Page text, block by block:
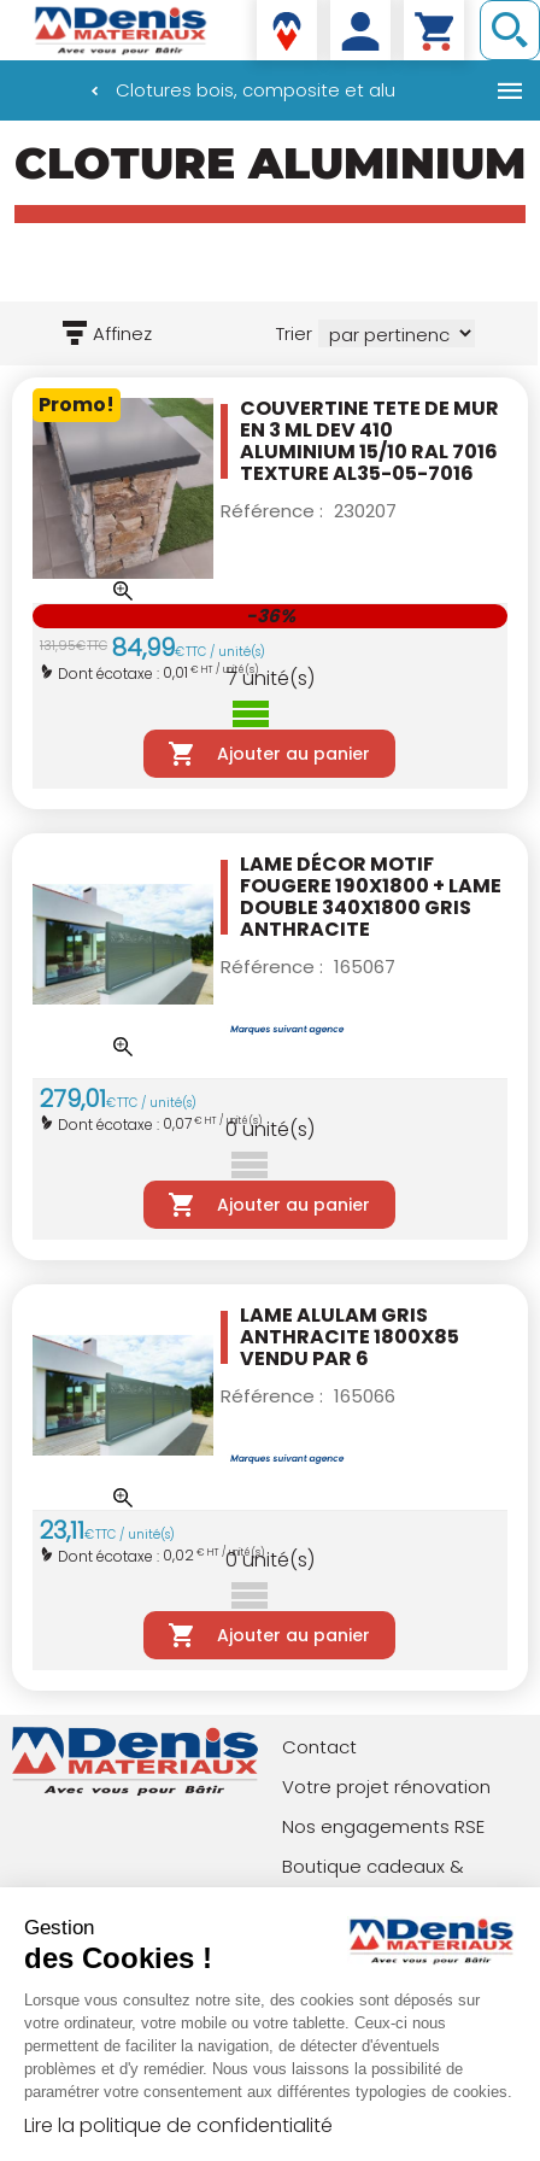
au
contenu
Denis matériaux
Clotures bois, composite et alu
CLOTURE ALUMINIUM
Affinez Trier
Promo! COUVERTINE TETE DE MUR
EN 3 ML DEV 410
ALUMINIUM 15/10 RAL 7016
TEXTUREAL35-05-7016
Référence : 230207
131,95€TTC 84,99€TTC / unité(s)
Dont écotaxe : 0,01 € HT / unité(s)
-36%
7unité(s)
Ajouter au panier
LAME DÉCOR MOTIF
FOUGERE 190X1800 + LAME
DOUBLE 340X1800 GRIS
ANTHRACITE
Référence : 165067
279,01€TTC / unité(s)
Dont écotaxe : 0,07€ HT / unité(s)
0unité(s)
Ajouter au panier
LAME ALULAM GRIS
ANTHRACITE 1800X85
VENDU PAR 6
Référence : 165066
23,11€TTC / unité(s)
Dont écotaxe : 0,02€ HT / unité(s)
0unité(s)
Ajouter au panier
Contact
Votre projet rénovation
Nos engagements RSE
Boutique cadeaux &
Index égalité femmes-
Paiements acceptés Restons en contact !
Gestion
des Cookies !
Lorsque vous consultez notre site, des cookies sont déposés sur
votre ordinateur, votre mobile ou votre tablette. Ceux-ci nous
permettent de faciliter la navigation, de détecter d'éventuels
problèmes et d'y remédier. Nous vous laissons la possibilité de
paramétrer votre consentement aux différentes typologies de cookies.
Lire la politique de confidentialité